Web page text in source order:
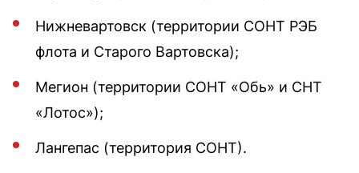
Нижневартовск (территории СОНТ РЭБ
флота и Старого Вартовска);
Мегион (территории СОНТ «Обь» и СНТ
«Лотос»);
Лангепас (территория СОНТ).